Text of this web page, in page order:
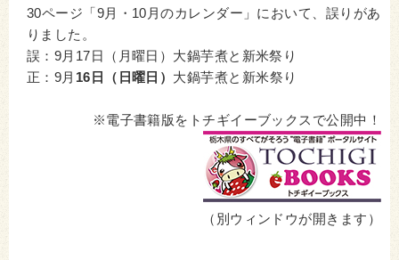
30ページ「9月・10月のカレンダー」において、誤りがあ
りました。
誤：9月17日（月曜日）大鍋芋煮と新米祭り
正：9月 16日（日曜日） 大鍋芋煮と新米祭り
※電子書籍版をトチギイーブックスで公開中！
（別ウィンドウが開きます）